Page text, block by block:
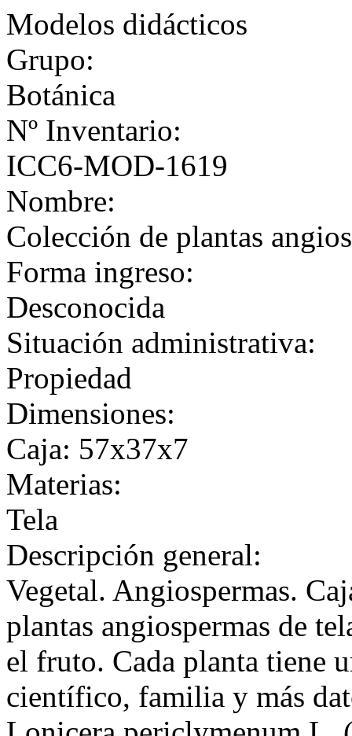
Modelos didácticos
Grupo:
Botánica
Nº Inventario:
ICC6-MOD-1619
Nombre:
Colección de plantas
Forma ingreso:
Desconocida
Situación administrativa:
Propiedad
Dimensiones:
Caja: 57x37x7
Materias:
Tela
Descripción general:
Vegetal. Angiospermas.
plantas angiospermas de
el fruto. Cada planta tiene
científico, familia y más